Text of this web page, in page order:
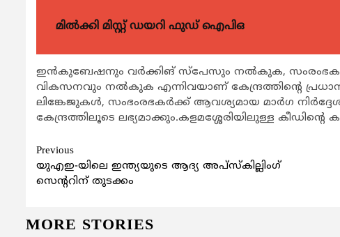
മിൽക്കി മിസ്റ്റ് ഡയറി ഫുഡ് ഐപിഒ
ഇന്‍കുബേഷനും വര്‍ക്കിങ് സ്പേസും നല്‍കുക,
വികസനവും നല്‍കുക എന്നിവയാണ് കേന്ദ്രത്തിന്റെ പ്രധാന
ലിങ്കേജുകള്‍, സംഭംരഭകര്‍ക്ക് ആവശ്യമായ മാര്‍ഗ
കേന്ദ്രത്തിലൂടെ ലഭ്യമാക്കും.കളമശ്ശേരിയിലുള്ള
Continue
Reading
Previous
യുഎഇ-യിലെ ഇന്ത്യയുടെ ആദ്യ അപ്‌സ്‌കില്ലിംഗ്
സെന്ററിന് തുടക്കം
MORE STORIES